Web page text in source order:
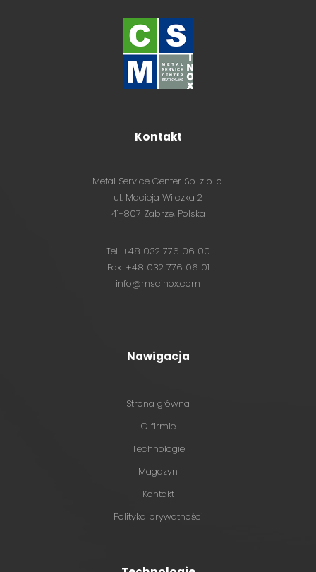
Kontakt
Metal Service Center Sp. z o. o.
ul. Macieja Wilczka 2
41-807 Zabrze, Polska
Tel. +48 032 776 06 00
Fax: +48 032 776 06 01
info@mscinox.com
Nawigacja
Strona główna
O firmie
Technologie
Magazyn
Kontakt
Polityka prywatności